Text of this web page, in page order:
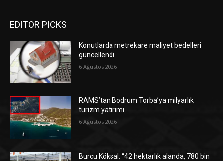
EDITOR PICKS
Konutlarda metrekare maliyet bedelleri
güncellendi
6 Ağustos 2026
RAMS’tan Bodrum Torba’ya milyarlık
turizm yatırımı
6 Ağustos 2026
Burcu Köksal: “42 hektarlık alanda, 780 bin